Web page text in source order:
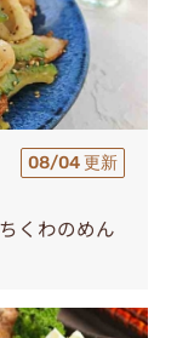
08/04 更新
くわのめん